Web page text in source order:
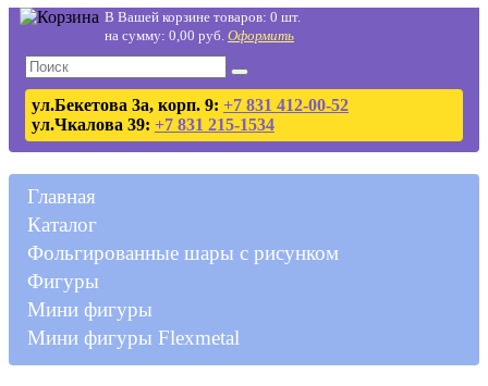
В Вашей корзине товаров: 0 шт.
на сумму: 0,00 руб. Оформить
ул.Бекетова 3а, корп. 9: +7 831 412-00-52
ул.Чкалова 39: +7 831 215-1534
Главная
Каталог
Фольгированные шары с рисунком
Фигуры
Мини фигуры
Мини фигуры Flexmetal